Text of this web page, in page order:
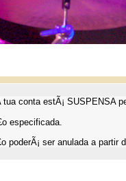
tua conta estÃ¡ SUSPENSA
especificada.
poderÃ¡ ser anulada a partir